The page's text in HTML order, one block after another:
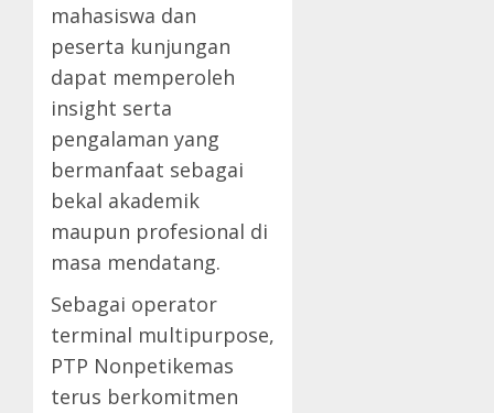
mahasiswa dan
peserta kunjungan
dapat memperoleh
insight serta
pengalaman yang
bermanfaat sebagai
bekal akademik
maupun profesional di
masa mendatang.
Sebagai operator
terminal multipurpose,
PTP Nonpetikemas
terus berkomitmen